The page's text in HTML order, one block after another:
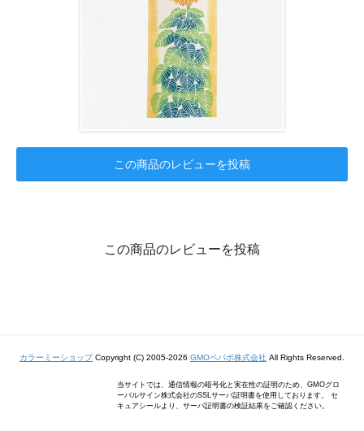
この商品のレビューを投稿
この商品のレビューを投稿
カラーミーショップCopyright (C) 2005-2026 GMOペパボ株式会社 All Rights Reserved.
当サイトでは、通信情報の暗号化と実在性の証明のため、GMOグロ
ーバルサイン株式会社のSSLサーバ証明書を使用しております。 セ
キュアシールより、サーバ証明書の検証結果をご確認ください。